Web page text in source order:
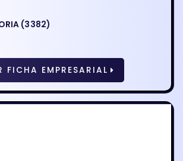
(3382)
FICHA EMPRESARIAL